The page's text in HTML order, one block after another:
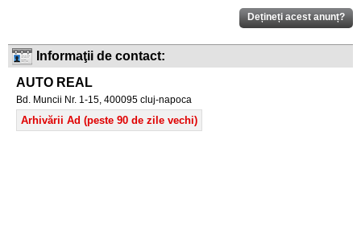
Informaţii de contact:
AUTO REAL
Bd. Muncii Nr. 1-15, 400095 cluj-napoca
Arhivării Ad (peste 90 de zile vechi)